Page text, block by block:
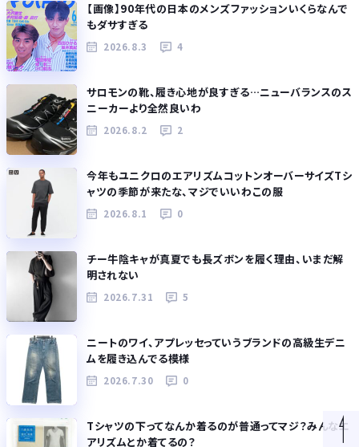
【画像】90年代の日本のメンズファッションいくらなんで
もダサすぎる
2026.8.3 4
サロモンの靴、履き心地が良すぎる…ニューバランスのス
ニーカーより全然良いわ
2026.8.2 2
今年もユニクロのエアリズムコットンオーバーサイズTシ
ャツの季節が来たな、マジでいいわこの服
2026.8.1 0
チー牛陰キャが真夏でも長ズボンを履く理由、いまだ解
明されない
2026.7.31 5
ニートのワイ、アプレッセっていうブランドの高級生デニ
ムを履き込んでる模様
2026.7.30 0
Tシャツの下ってなんか着るのが普通ってマジ？みんなエ
アリズムとか着てるの？